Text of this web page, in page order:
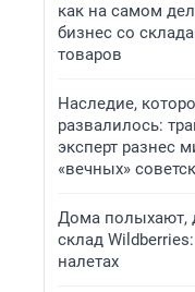
как на самом
бизнес со
товаров
Наследие,
развалилось:
эксперт разнес
«вечных»
Дома полыхают,
склад
налетах